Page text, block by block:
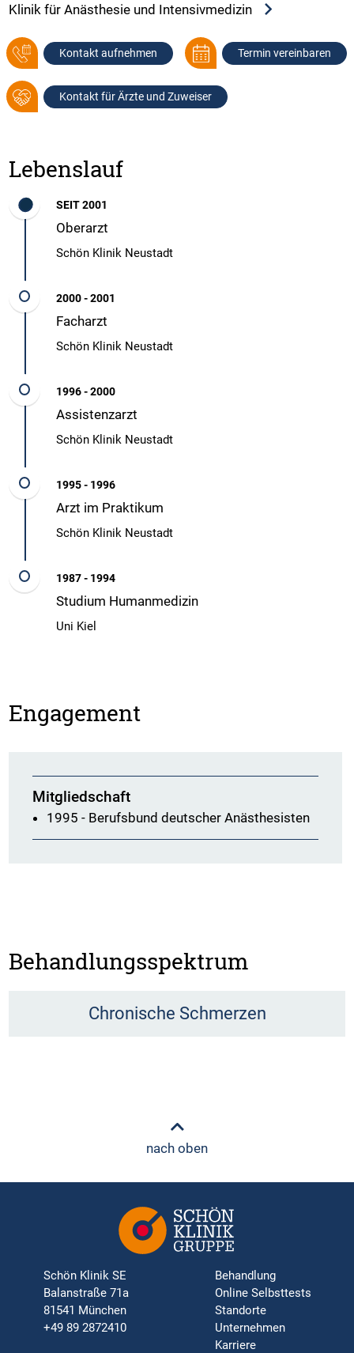
Klinik für Anästhesie und Intensivmedizin
Kontakt aufnehmen Termin vereinbaren
Kontakt für Ärzte und Zuweiser
Lebenslauf
SEIT 2001
Oberarzt
Schön Klinik Neustadt
2000 - 2001
Facharzt
Schön Klinik Neustadt
1996 - 2000
Assistenzarzt
Schön Klinik Neustadt
1995 - 1996
Arzt im Praktikum
Schön Klinik Neustadt
1987 - 1994
Studium Humanmedizin
Uni Kiel
Engagement
Mitgliedschaft
1995 - Berufsbund deutscher Anästhesisten
Behandlungsspektrum
Chronische Schmerzen
nach oben
Schön Klinik SE
Balanstraße 71a
81541 München
+49 89 2872410
Behandlung
Online Selbsttests
Standorte
Unternehmen
Karriere